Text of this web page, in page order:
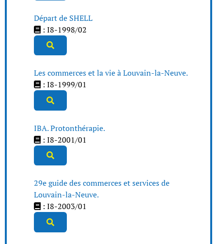
Départ de SHELL
: I8-1998/02
Les commerces et la vie à Louvain-la-Neuve.
: I8-1999/01
IBA. Protonthérapie.
: I8-2001/01
29e guide des commerces et services de
Louvain-la-Neuve.
: I8-2003/01